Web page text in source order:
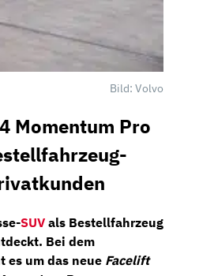
Bild: Volvo
Momentum Pro
SUV als Bestellfahrzeug
Bei dem
es um das neue Facelift